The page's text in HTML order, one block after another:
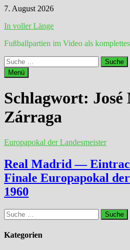
Zum
springen
7. August 2026
In voller Länge
Fußballpartien im Video als
Suche
nach:
Menü
Schlagwort:
Zárraga
Europapokal der Landesmeister
Real Madrid —
Finale Europapokal
1960
Suche
nach:
Kategorien